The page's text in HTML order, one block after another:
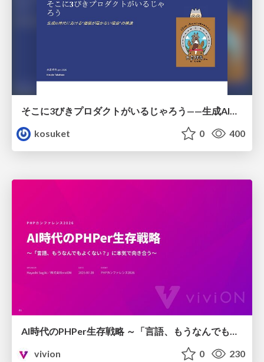
そこに3びきプロダクトがいるじゃろう——生成AI時代における“価値が届かない理由”の構造
kosuket
0 400
vivion
0 230